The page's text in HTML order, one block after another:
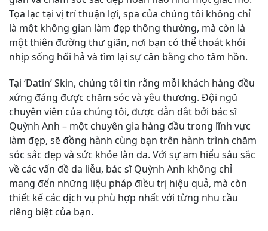
Tọa lạc tại vị trí thuận lợi, spa của chúng tôi không chỉ
là một không gian làm đẹp thông thường, mà còn là
một thiên đường thư giãn, nơi bạn có thể thoát khỏi
nhịp sống hối hả và tìm lại sự cân bằng cho tâm hồn.
Tại ‘Datin’ Skin, chúng tôi tin rằng mỗi khách hàng đều
xứng đáng được chăm sóc và yêu thương. Đội ngũ
chuyên viên của chúng tôi, được dẫn dắt bởi bác sĩ
Quỳnh Anh – một chuyên gia hàng đầu trong lĩnh vực
làm đẹp, sẽ đồng hành cùng bạn trên hành trình chăm
sóc sắc đẹp và sức khỏe làn da. Với sự am hiểu sâu sắc
về các vấn đề da liễu, bác sĩ Quỳnh Anh không chỉ
mang đến những liệu pháp điều trị hiệu quả, mà còn
thiết kế các dịch vụ phù hợp nhất với từng nhu cầu
riêng biệt của bạn.